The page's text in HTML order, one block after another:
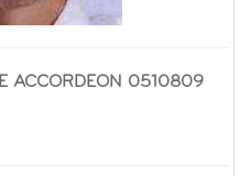
ACCORDEON 0510809